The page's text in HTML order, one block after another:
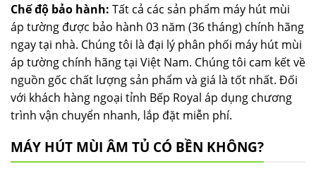
Chế độ bảo hành: Tất cả các sản phẩm máy hút mùi
áp tường được bảo hành 03 năm (36 tháng) chính hãng
ngay tại nhà. Chúng tôi là đại lý phân phối máy hút mùi
áp tường chính hãng tại Việt Nam. Chúng tôi cam kết về
nguồn gốc chất lượng sản phẩm và giá là tốt nhất. Đối
với khách hàng ngoại tỉnh Bếp Royal áp dụng chương
trình vận chuyển nhanh, lắp đặt miễn phí.
MÁY HÚT MÙI ÂM TỦ CÓ BỀN KHÔNG?